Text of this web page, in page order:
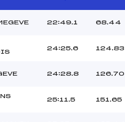
22:49.1 68.44
24:25.6 124.83
24:28.8 126.70
25:11.5 151.65